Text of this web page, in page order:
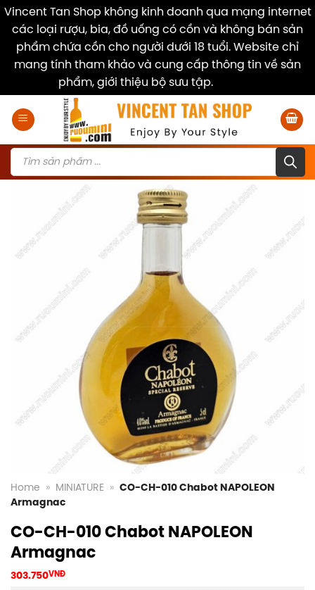
Vincent Tan Shop không kinh doanh qua mạng internet
các loại rượu, bia, đồ uống có cồn và không bán sản
phẩm chứa cồn cho người dưới 18 tuổi. Website chỉ
mang tính tham khảo và cung cấp thông tin về sản
phẩm, giới thiệu bộ sưu tập.
Products
search
Home » MINIATURE » CO-CH-010 Chabot NAPOLEON
Armagnac
CO-CH-010 Chabot NAPOLEON
Armagnac
303.750VNĐ